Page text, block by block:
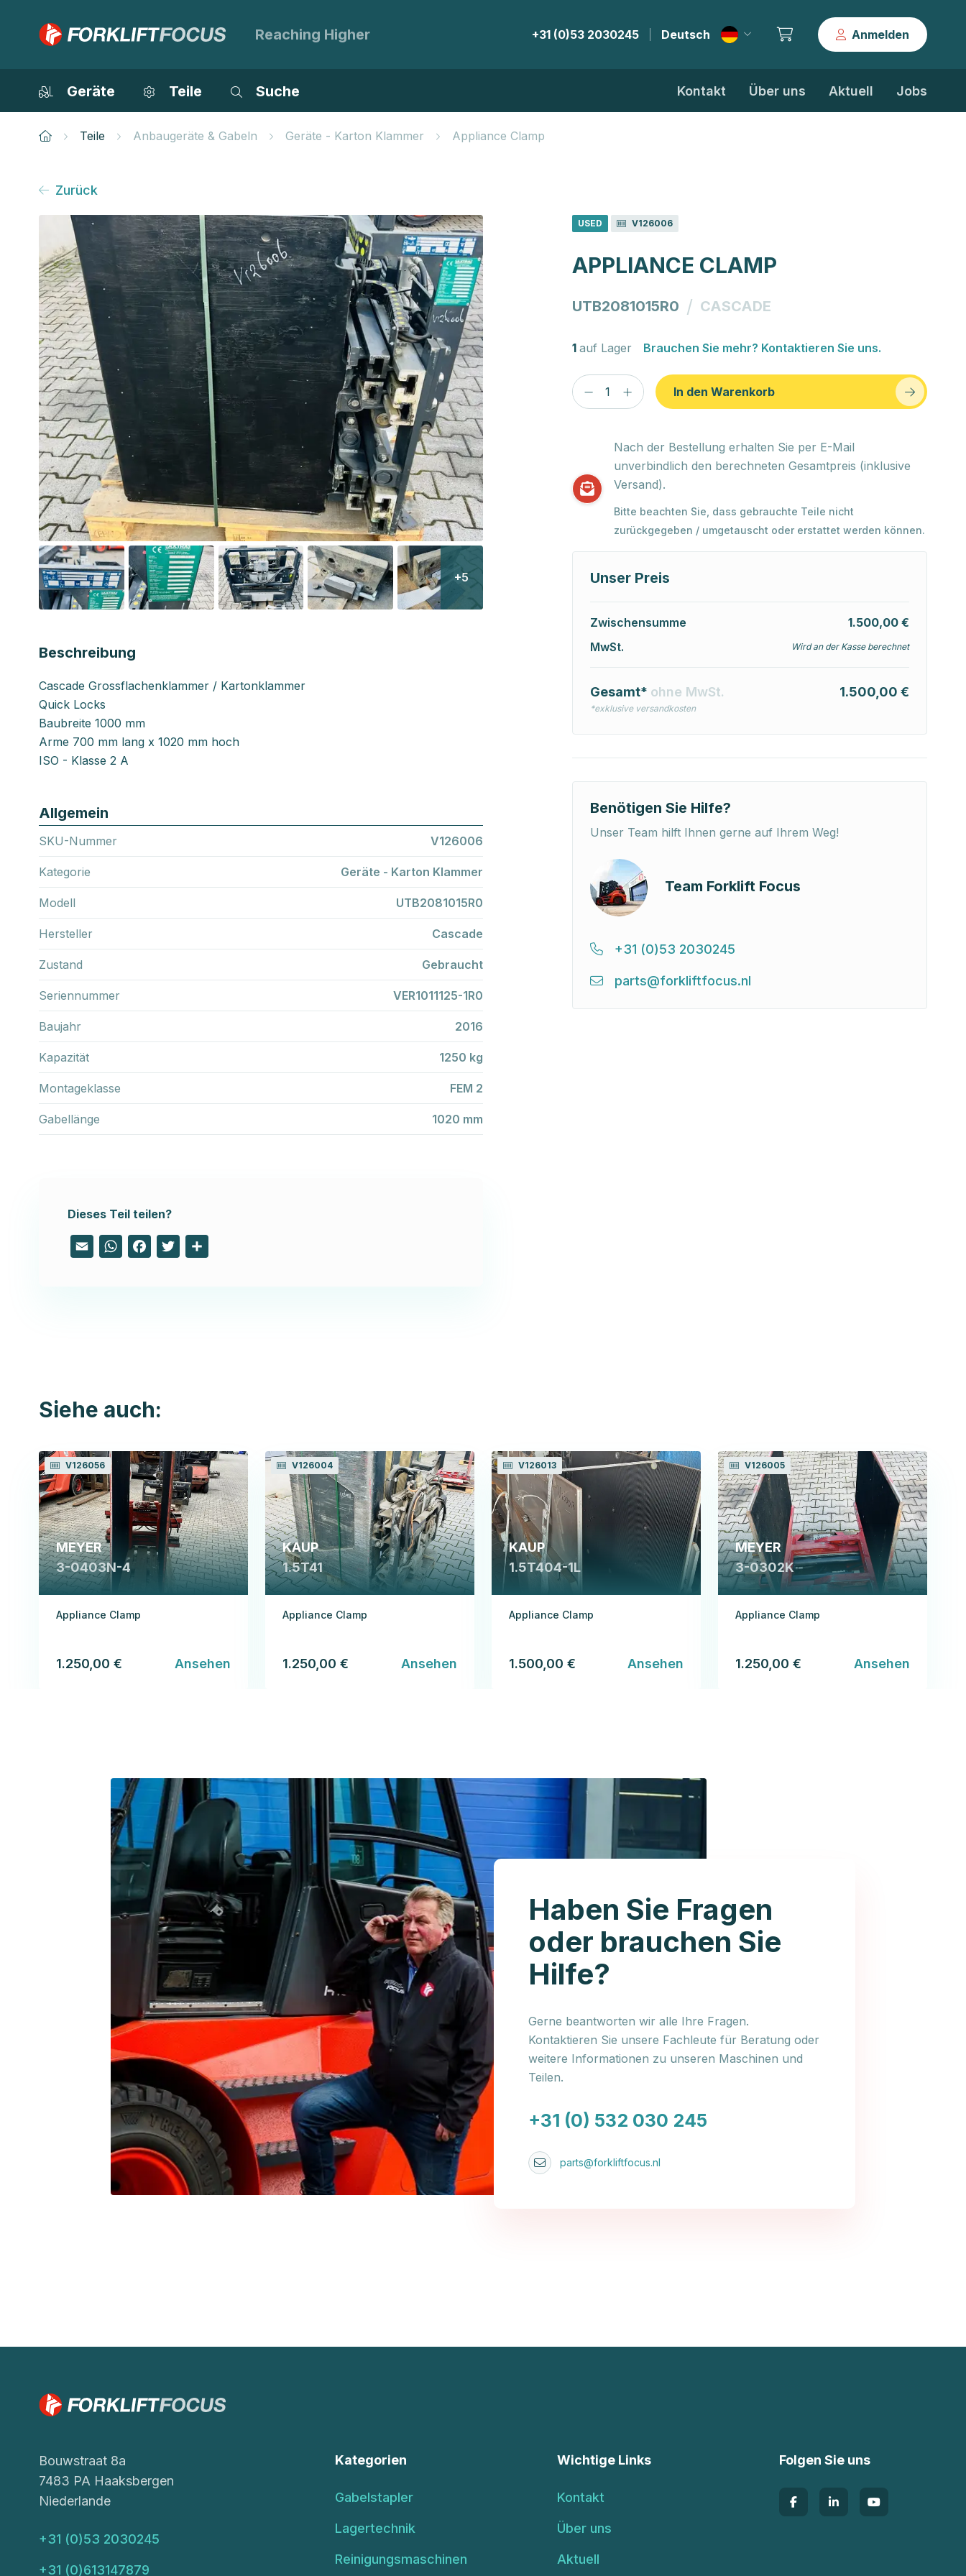
Reaching Higher +31 (0)53 2030245 | Deutsch Anmelden
Geräte Teile Suche Kontakt Über uns Aktuell Jobs
Teile Anbaugeräte & Gabeln Geräte - Karton Klammer Appliance Clamp
Zurück
USED V126006
APPLIANCE CLAMP
UTB2081015R0 / CASCADE
1 auf Lager Brauchen Sie mehr? Kontaktieren Sie uns.
In den Warenkorb
Nach der Bestellung erhalten Sie per E-Mail
unverbindlich den berechneten Gesamtpreis (inklusive
Versand).
Bitte beachten Sie, dass gebrauchte Teile nicht
zurückgegeben / umgetauscht oder erstattet werden können.
Unser Preis
Zwischensumme
1.500,00 €
MwSt.
Wird an der Kasse berechnet
Gesamt* ohne MwSt.
*exklusive versandkosten
1.500,00 €
Benötigen Sie Hilfe?
Unser Team hilft Ihnen gerne auf Ihrem Weg!
Team Forklift Focus
+31 (0)53 2030245
parts@forkliftfocus.nl
+5
Beschreibung
Cascade Grossflachenklammer / Kartonklammer
Quick Locks
Baubreite 1000 mm
Arme 700 mm lang x 1020 mm hoch
ISO - Klasse 2 A
Allgemein
SKU-Nummer V126006
Kategorie Geräte - Karton Klammer
Modell UTB2081015R0
Hersteller Cascade
Zustand Gebraucht
Seriennummer VER1011125-1R0
Baujahr 2016
Kapazität 1250 kg
Montageklasse FEM 2
Gabellänge 1020 mm
Dieses Teil teilen?
Email WhatsApp
FacebookTwitter
Siehe auch:
V126056
MEYER
3-0403N-4
Appliance Clamp
1.250,00 € Ansehen
V126004
KAUP
1.5T41
Appliance Clamp
1.250,00 € Ansehen
V126013
KAUP
1.5T404-1L
Appliance Clamp
1.500,00 € Ansehen
V126005
MEYER
3-0302K
Appliance Clamp
1.250,00 € Ansehen
Haben Sie Fragen
oder brauchen Sie
Hilfe?
Gerne beantworten wir alle Ihre Fragen.
Kontaktieren Sie unsere Fachleute für Beratung oder
weitere Informationen zu unseren Maschinen und
Teilen.
+31 (0) 532 030 245
parts@forkliftfocus.nl
Bouwstraat 8a
7483 PA Haaksbergen
Niederlande
+31 (0)53 2030245
+31 (0)613147879
Kategorien
Gabelstapler
Lagertechnik
Reinigungsmaschinen
Wichtige Links
Kontakt
Über uns
Aktuell
Folgen Sie uns